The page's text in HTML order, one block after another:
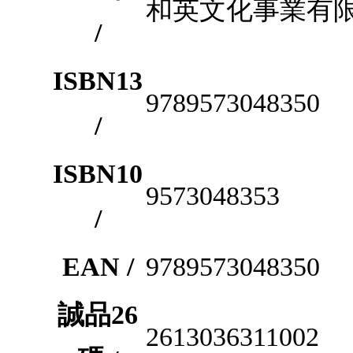
/
和英文化事業有
ISBN13
/
9789573048350
ISBN10
/
9573048353
EAN / 9789573048350
誠品26
2613036311002